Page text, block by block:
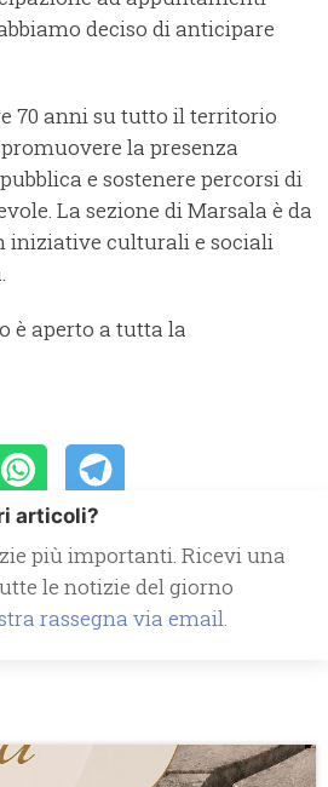
deciso di anticipare
70 anni su tutto il territorio
la presenza
e sostenere percorsi di
La sezione di Marsala è da
iniziative culturali e sociali
è aperto a tutta la
articoli?
più importanti. Ricevi una
le notizie del giorno
rassegna via email.